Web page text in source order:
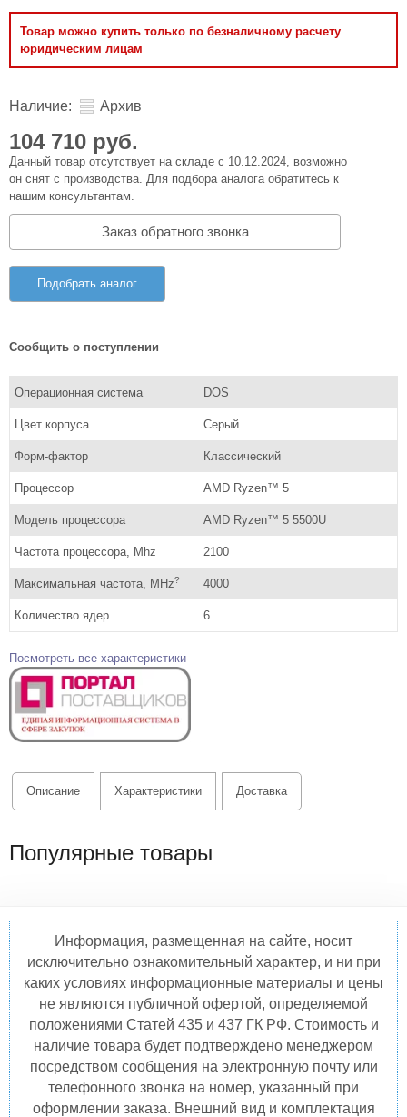
Товар можно купить только по безналичному расчету
юридическим лицам
Наличие: Архив
104 710 руб.
Данный товар отсутствует на складе с 10.12.2024, возможно
он снят с производства. Для подбора аналога обратитесь к
нашим консультантам.
Заказ обратного звонка
Подобрать аналог
Сообщить о поступлении
Операционная система DOS
Цвет корпуса Серый
Форм-фактор Классический
Процессор AMD Ryzen™ 5
Модель процессора AMD Ryzen™ 5 5500U
Частота процессора, Mhz 2100
Максимальная частота, MHz? 4000
Количество ядер 6
Посмотреть все характеристики
Описание Характеристики Доставка
Популярные товары
Информация, размещенная на сайте, носит
исключительно ознакомительный характер, и ни при
каких условиях информационные материалы и цены
не являются публичной офертой, определяемой
положениями Статей 435 и 437 ГК РФ. Стоимость и
наличие товара будет подтверждено менеджером
посредством сообщения на электронную почту или
телефонного звонка на номер, указанный при
оформлении заказа. Внешний вид и комплектация